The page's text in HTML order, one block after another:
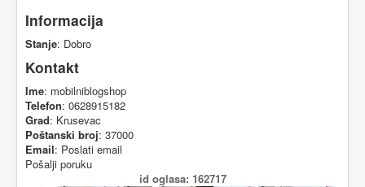
Informacija
Stanje: Dobro
Kontakt
Ime: mobilniblogshop
Telefon: 0628915182
Grad: Krusevac
Poštanski broj: 37000
Email: Poslati email
Pošalji poruku
id oglasa: 162717